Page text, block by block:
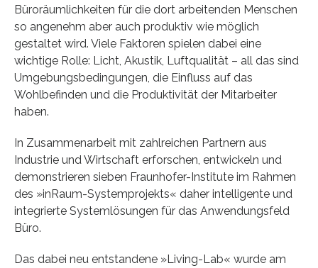
Büroräumlichkeiten für die dort arbeitenden Menschen
so angenehm aber auch produktiv wie möglich
gestaltet wird. Viele Faktoren spielen dabei eine
wichtige Rolle: Licht, Akustik, Luftqualität – all das sind
Umgebungsbedingungen, die Einfluss auf das
Wohlbefinden und die Produktivität der Mitarbeiter
haben.
In Zusammenarbeit mit zahlreichen Partnern aus
Industrie und Wirtschaft erforschen, entwickeln und
demonstrieren sieben Fraunhofer-Institute im Rahmen
des »inRaum-Systemprojekts« daher intelligente und
integrierte Systemlösungen für das Anwendungsfeld
Büro.
Das dabei neu entstandene »Living-Lab« wurde am